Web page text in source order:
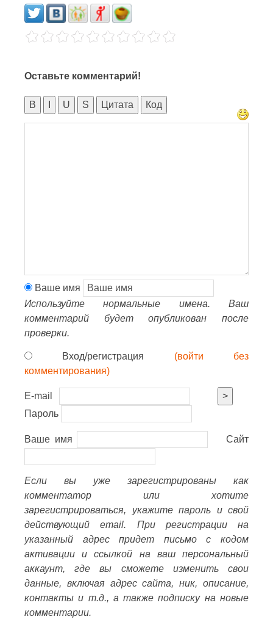
Оставьте комментарий!
B U S Цитата Код
Ваше имя
Используйте нормальные имена. Ваш
комментарий будет опубликован после
проверки.
Вход/регистрация (войти без
комментирования)
E-mail
>
Пароль
Ваше имя Сайт
Если вы уже зарегистрированы как
комментатор или хотите
зарегистрироваться, укажите пароль и свой
действующий email. При регистрации на
указанный адрес придет письмо с кодом
активации и ссылкой на ваш персональный
аккаунт, где вы сможете изменить свои
данные, включая адрес сайта, ник, описание,
контакты и т.д., а также подписку на новые
комментарии.